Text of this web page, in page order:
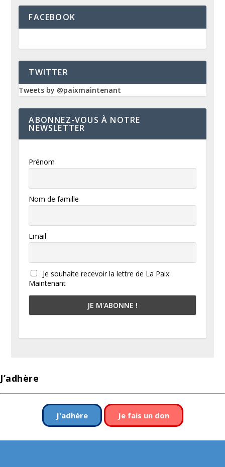
FACEBOOK
TWITTER
Tweets by @paixmaintenant
ABONNEZ-VOUS À NOTRE
NEWSLETTER
Prénom
Nom de famille
Email
Je souhaite recevoir la lettre de La Paix
Maintenant
J’adhère
J'adhère Je fais un don